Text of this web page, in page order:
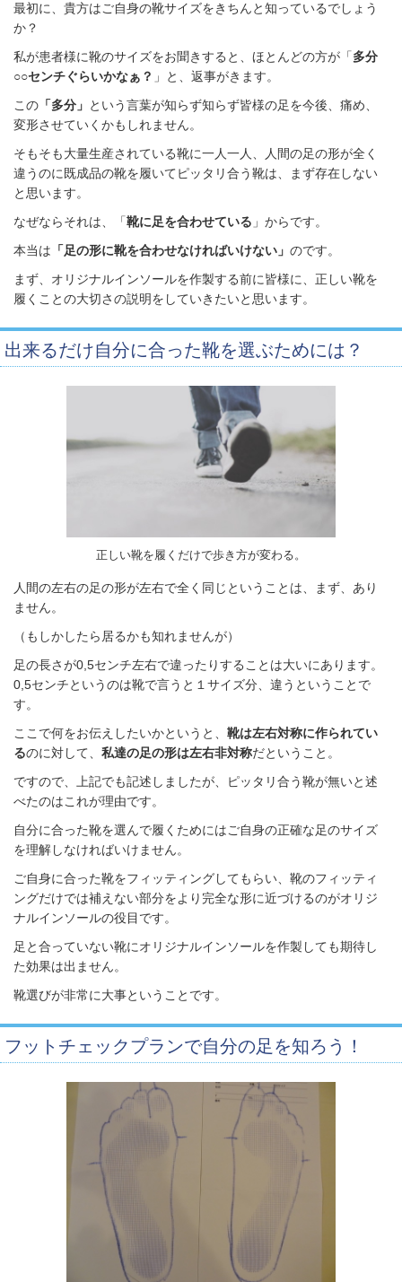
最初に、貴方はご自身の靴サイズをきちんと知っているでしょう
か？
私が患者様に靴のサイズをお聞きすると、ほとんどの方が「多分
○○センチぐらいかなぁ？ 」と、返事がきます。
この 「多分」 という言葉が知らず知らず皆様の足を今後、痛め、
変形させていくかもしれません。
そもそも大量生産されている靴に一人一人、人間の足の形が全く
違うのに既成品の靴を履いてピッタリ合う靴は、まず存在しない
と思います。
なぜならそれは、「靴に足を合わせている 」からです。
本当は 「足の形に靴を合わせなければいけない」 のです。
まず、オリジナルインソールを作製する前に皆様に、正しい靴を
履くことの大切さの説明をしていきたいと思います。
出来るだけ自分に合った靴を選ぶためには？
正しい靴を履くだけで歩き方が変わる。
人間の左右の足の形が左右で全く同じということは、まず、あり
ません。
（もしかしたら居るかも知れませんが）
足の長さが0,5センチ左右で違ったりすることは大いにあります。
0,5センチというのは靴で言うと１サイズ分、違うということで
す。
ここで何をお伝えしたいかというと、 靴は左右対称に作られてい
るのに対して、 私達の足の形は左右非対称だということ。
ですので、上記でも記述しましたが、ピッタリ合う靴が無いと述
べたのはこれが理由です。
自分に合った靴を選んで履くためにはご自身の正確な足のサイズ
を理解しなければいけません。
ご自身に合った靴をフィッティングしてもらい、靴のフィッティ
ングだけでは補えない部分をより完全な形に近づけるのがオリジ
ナルインソールの役目です。
足と合っていない靴にオリジナルインソールを作製しても期待し
た効果は出ません。
靴選びが非常に大事ということです。
フットチェックプランで自分の足を知ろう！